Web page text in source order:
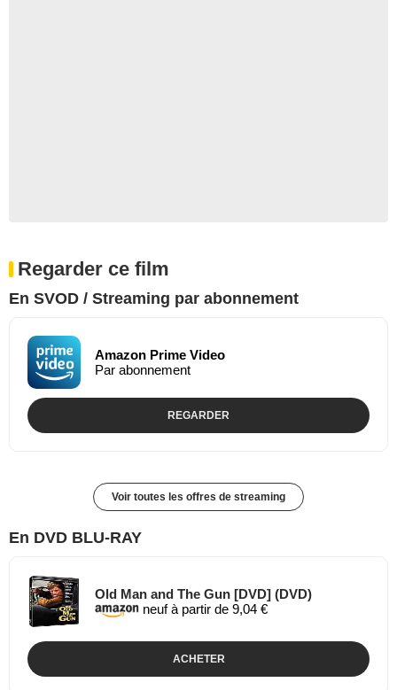
Regarder ce film
En SVOD / Streaming par abonnement
Amazon Prime Video
Par abonnement
REGARDER
Voir toutes les offres de streaming
En DVD BLU-RAY
Old Man and The Gun [DVD] (DVD)
neuf à partir de 9,04 €
ACHETER